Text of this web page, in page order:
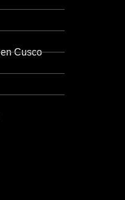
Cusco